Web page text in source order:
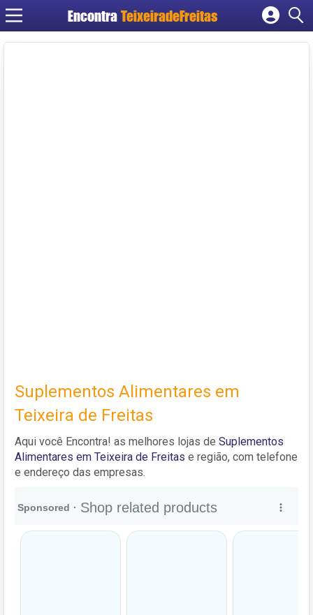
Encontra TeixeiradeFreitas
Cadastrar empresa
Suplementos Alimentares em
Teixeira de Freitas
Aqui você Encontra! as melhores lojas de Suplementos
Alimentares em Teixeira de Freitas e região, com telefone
e endereço das empresas.